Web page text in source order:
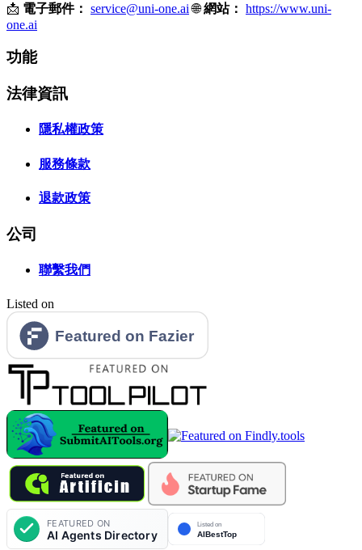
📩 電子郵件： service@uni-one.ai🌐網站： https://www.uni-
one.ai
功能
法律資訊
隱私權政策
服務條款
退款政策
公司
聯繫我們
Listed on